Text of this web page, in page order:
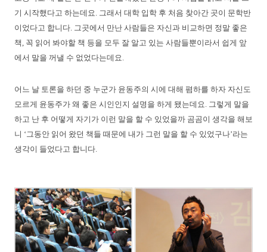
기 시작했다고 하는데요. 그래서 대학 입학 후 처음 찾아간 곳이 문학반
이었다고 합니다. 그곳에서 만난 사람들은 자신과 비교하면 정말 좋은
책, 꼭 읽어 봐야할 책 등을 모두 잘 알고 있는 사람들뿐이라서 쉽게 앞
에서 말을 꺼낼 수 없었다는데요.
어느 날 토론을 하던 중 누군가 윤동주의 시에 대해 폄하를 하자 자신도
모르게 윤동주가 왜 좋은 시인인지 설명을 하게 됐는데요. 그렇게 말을
하고 난 후 어떻게 자기가 이런 말을 할 수 있었을까 곰곰이 생각을 해보
니 ‘그동안 읽어 왔던 책들 때문에 내가 그런 말을 할 수 있었구나’라는
생각이 들었다고 합니다.